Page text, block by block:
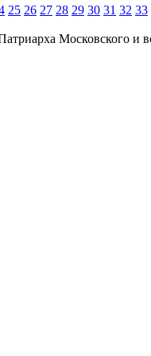
25 26 27 28 29 30 31 32 33
Московского и